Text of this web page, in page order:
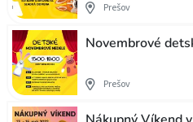
Prešov
Novembrové
Prešov